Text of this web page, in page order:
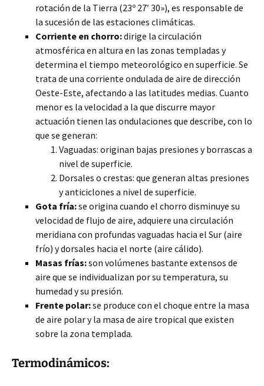
rotación de la Tierra (23º 27′ 30»), es responsable de
la sucesión de las estaciones climáticas.
Corriente en chorro:dirige la circulación
atmosférica en altura en las zonas templadas y
determina el tiempo meteorológico en superficie. Se
trata de una corriente ondulada de aire de dirección
Oeste-Este, afectando a las latitudes medias. Cuanto
menor es la velocidad a la que discurre mayor
actuación tienen las ondulaciones que describe, con lo
que se generan:
Vaguadas: originan bajas presiones y borrascas a
nivel de superficie.
Dorsales o crestas: que generan altas presiones
y anticiclones a nivel de superficie.
Gota fría:se origina cuando el chorro disminuye su
velocidad de flujo de aire, adquiere una circulación
meridiana con profundas vaguadas hacia el Sur (aire
frío) y dorsales hacia el norte (aire cálido).
Masas frías:son volúmenes bastante extensos de
aire que se individualizan por su temperatura, su
humedad y su presión.
Frente polar:se produce con el choque entre la masa
de aire polar y la masa de aire tropical que existen
sobre la zona templada.
Termodinámicos: